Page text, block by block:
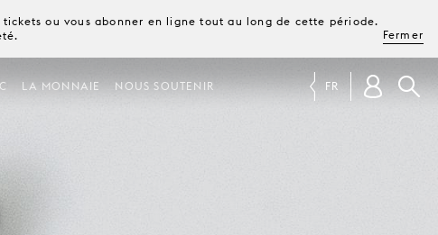
ou vous abonner en ligne tout au long de cette période.
Fermer
LA MONNAIE NOUS SOUTENIR FR